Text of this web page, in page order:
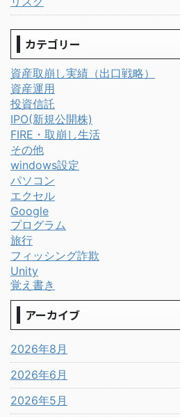
カテゴリー
資産取崩し実績（出口戦略）
資産運用
投資信託
IPO(新規公開株)
FIRE・取崩し生活
その他
windows設定
パソコン
エクセル
Google
プログラム
旅行
フィッシング詐欺
Unity
覚え書き
アーカイブ
2026年8月
2026年6月
2026年5月